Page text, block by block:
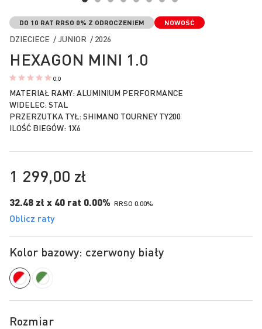
na
galerii
HEXAGON MINI 1.0
0.0
DO 10 RAT RRSO 0% Z ODROCZENIEM NOWOŚĆ
DZIECIECE / JUNIOR / 2026
MATERIAŁ RAMY: ALUMINIUM PERFORMANCE
WIDELEC: STAL
PRZERZUTKA TYŁ: SHIMANO TOURNEY TY200
ILOŚĆ BIEGÓW: 1X6
Kolor bazowy: czerwony biały
Rozmiar
1 299,00 zł
32.48 zł x 40 rat 0.00% RRSO 0.00%
Oblicz raty